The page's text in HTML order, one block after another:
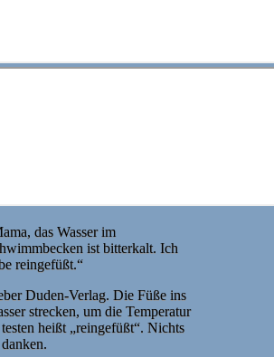
das Wasser im
ist bitterkalt. Ich
reingefüßt.“
Duden-Verlag. Die Füße ins
strecken, um die Temperatur
heißt „reingefüßt“. Nichts